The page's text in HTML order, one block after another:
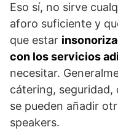
Eso sí, no sirve
aforo suficiente y
que estar
con los servicios
necesitar.
cátering, seguridad,
se pueden añadir
speakers.